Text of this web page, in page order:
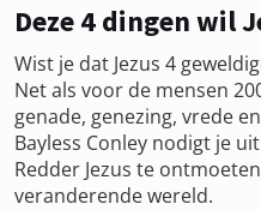
Deze 4 dingen wil
Wist je dat Jezus 4
Net als voor de mensen
genade, genezing, vrede
Bayless Conley nodigt je
Redder Jezus te
veranderende wereld.